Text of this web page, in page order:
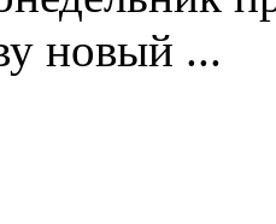
новый ...